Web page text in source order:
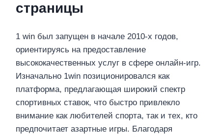
страницы
1 win был запущен в начале 2010-х годов,
ориентируясь на предоставление
высококачественных услуг в сфере онлайн-игр.
Изначально 1win позиционировался как
платформа, предлагающая широкий спектр
спортивных ставок, что быстро привлекло
внимание как любителей спорта, так и тех, кто
предпочитает азартные игры. Благодаря